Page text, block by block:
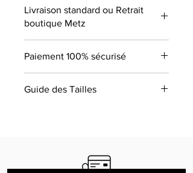
Livraison standard ou Retrait
boutique Metz
Paiement 100% sécurisé
Guide des Tailles